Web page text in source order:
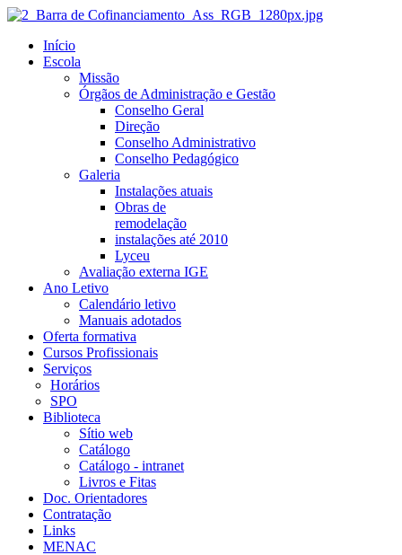
Início
Escola
Missão
Órgãos de Administração e Gestão
Conselho Geral
Direção
Conselho Administrativo
Conselho Pedagógico
Galeria
Instalações atuais
Obras de
remodelação
instalações até 2010
Lyceu
Avaliação externa IGE
Ano Letivo
Calendário letivo
Manuais adotados
Oferta formativa
Cursos Profissionais
Serviços
Horários
SPO
Biblioteca
Sítio web
Catálogo
Catálogo - intranet
Livros e Fitas
Doc. Orientadores
Contratação
Links
MENAC